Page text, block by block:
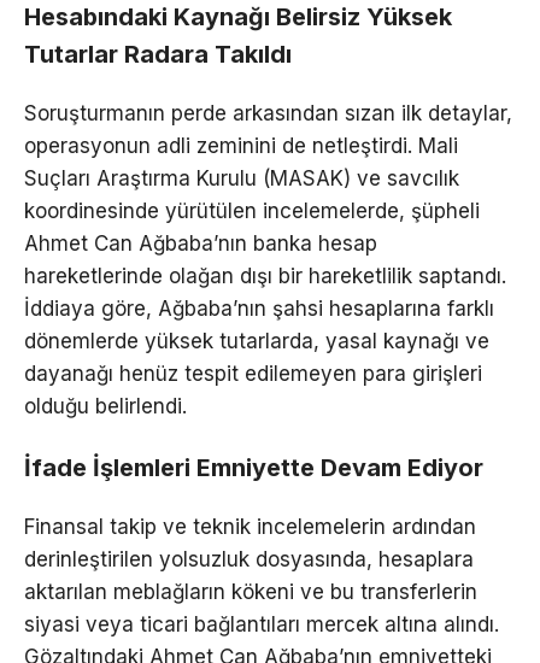
Hesabındaki Kaynağı Belirsiz Yüksek
Tutarlar Radara Takıldı
Soruşturmanın perde arkasından sızan ilk detaylar,
operasyonun adli zeminini de netleştirdi. Mali
Suçları Araştırma Kurulu (MASAK) ve savcılık
koordinesinde yürütülen incelemelerde, şüpheli
Ahmet Can Ağbaba’nın banka hesap
hareketlerinde olağan dışı bir hareketlilik saptandı.
İddiaya göre, Ağbaba’nın şahsi hesaplarına farklı
dönemlerde yüksek tutarlarda, yasal kaynağı ve
dayanağı henüz tespit edilemeyen para girişleri
olduğu belirlendi.
İfade İşlemleri Emniyette Devam Ediyor
Finansal takip ve teknik incelemelerin ardından
derinleştirilen yolsuzluk dosyasında, hesaplara
aktarılan meblağların kökeni ve bu transferlerin
siyasi veya ticari bağlantıları mercek altına alındı.
Gözaltındaki Ahmet Can Ağbaba’nın emniyetteki